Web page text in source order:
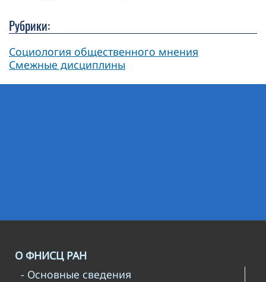
Рубрики:
Социология общественного мнения
Смежные дисциплины
О ФНИСЦ РАН
- Основные сведения